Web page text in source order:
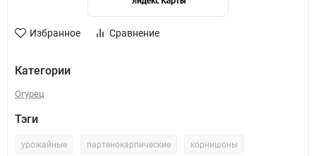
Избранное Сравнение
Категории
Огурец
Тэги
урожайные партенокарпические корнишоны